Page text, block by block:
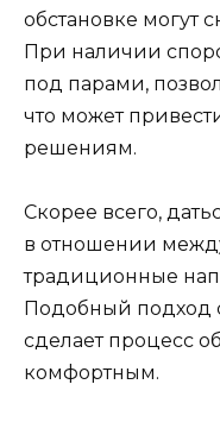
обстановке могут
При наличии
под парами,
что может
решениям.
Скорее всего,
в отношении
традиционные
Подобный подход
сделает процесс
комфортным.